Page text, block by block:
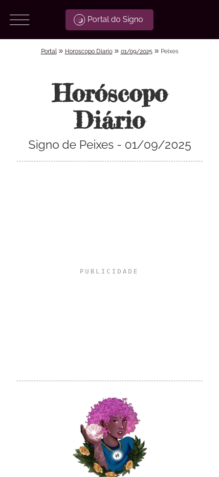
Portal do Signo
Portal » Horoscopo Diario» 01/09/2025 » Peixes
Horóscopo
Diário
Signo de Peixes - 01/09/2025